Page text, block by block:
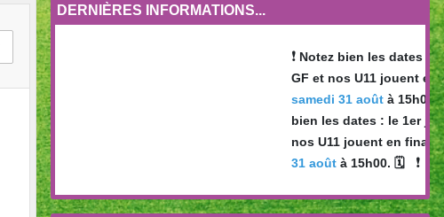
DERNIÈRES INFORMATIONS...
Notez bien les dates le
GF et nos U11 jouent en
samedi 31 août à 15h00. 🗓
bien les dates : le 1er juin
nos U11 jouent en finale !
31 août à 15h00. 🗓❗️